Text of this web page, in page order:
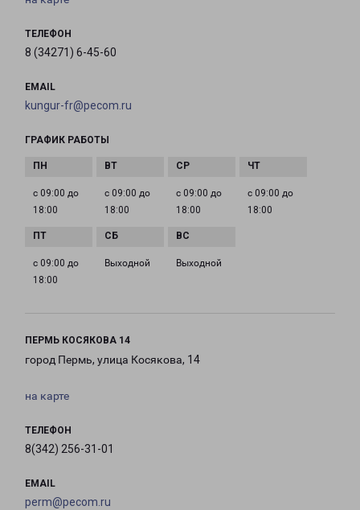
ТЕЛЕФОН
8 (34271) 6-45-60
EMAIL
kungur-fr@pecom.ru
ГРАФИК РАБОТЫ
с 09:00 до
18:00
с 09:00 до
18:00
с 09:00 до
18:00
с 09:00 до
18:00
с 09:00 до
18:00
Выходной Выходной
ПЕРМЬ КОСЯКОВА 14
город Пермь, улица Косякова, 14
на карте
ТЕЛЕФОН
8(342) 256-31-01
EMAIL
perm@pecom.ru